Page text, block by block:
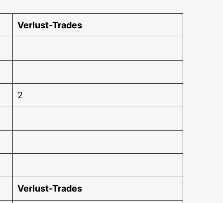
Ver­lust-Trades
2
Ver­lust-Trades